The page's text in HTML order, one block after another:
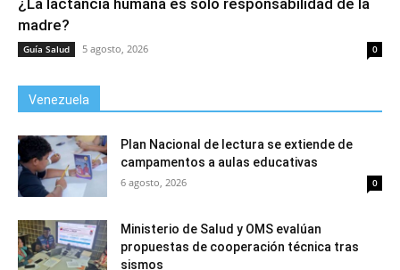
¿La lactancia humana es solo responsabilidad de la
madre?
Guía Salud 5 agosto, 2026 0
Venezuela
Plan Nacional de lectura se extiende de
campamentos a aulas educativas
6 agosto, 2026 0
Ministerio de Salud y OMS evalúan
propuestas de cooperación técnica tras
sismos